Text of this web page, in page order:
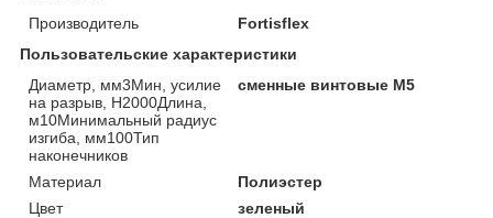
Производитель
Fortisflex
Пользовательские характеристики
Диаметр, мм3Мин, усилие
на разрыв, Н2000Длина,
м10Минимальный радиус
изгиба, мм100Тип
наконечников
сменные винтовые М5
Материал
Полиэстер
Цвет
зеленый